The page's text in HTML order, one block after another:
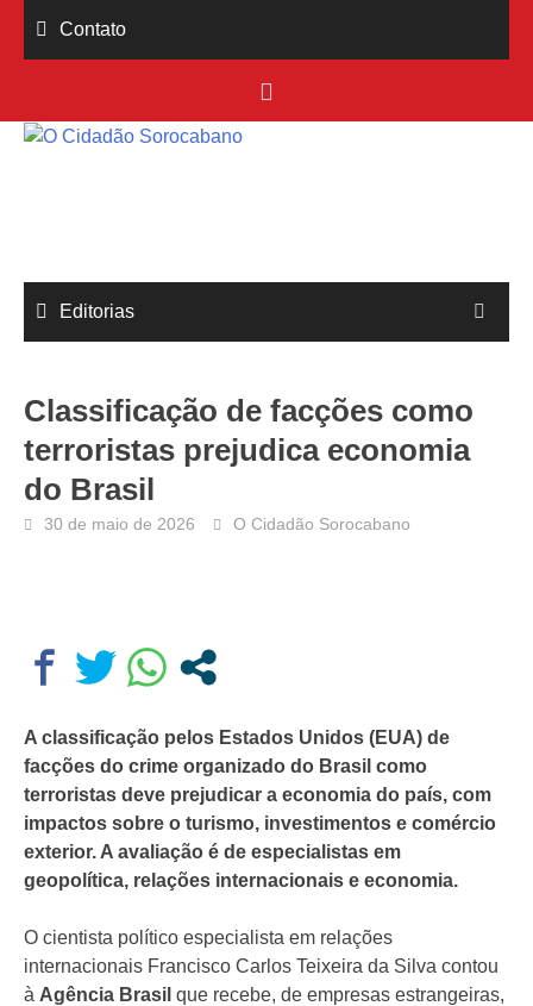
Contato
Editorias
Classificação de facções como
terroristas prejudica economia
do Brasil
30 de maio de 2026 O Cidadão Sorocabano
A classificação pelos Estados Unidos (EUA) de
facções do crime organizado do Brasil como
terroristas deve prejudicar a economia do país, com
impactos sobre o turismo, investimentos e comércio
exterior. A avaliação é de especialistas em
geopolítica, relações internacionais e economia.
O cientista político especialista em relações
internacionais Francisco Carlos Teixeira da Silva contou
à Agência Brasil que recebe, de empresas estrangeiras,